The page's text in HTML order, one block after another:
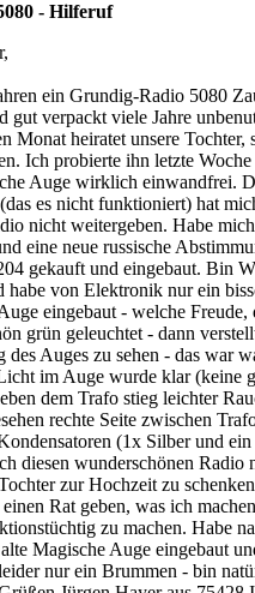
- Hilferuf
ein Grundig-Radio 5080
gut verpackt viele Jahre
Monat heiratet unsere Tochter,
Ich probierte ihn letzte
Auge wirklich einwandfrei.
es nicht funktioniert) hat
nicht weitergeben. Habe
eine neue russische
gekauft und eingebaut. Bin
habe von Elektronik nur ein
eingebaut - welche Freude,
grün geleuchtet - dann
des Auges zu sehen - das war
im Auge wurde klar (keine
dem Trafo stieg leichter
rechte Seite zwischen
(1x Silber und
diesen wunderschönen Radio
zur Hochzeit zu
Rat geben, was ich
zu machen. Habe
Magische Auge eingebaut
nur ein Brummen - bin